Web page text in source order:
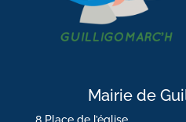
Mairie de
8 Place de l’église